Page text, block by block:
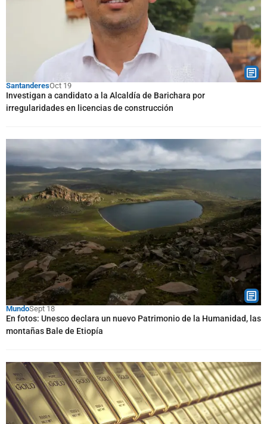
SantanderesOct 19
Investigan a candidato a la Alcaldía de Barichara por
irregularidades en licencias de construcción
MundoSept 18
En fotos: Unesco declara un nuevo Patrimonio de la Humanidad, las
montañas Bale de Etiopía